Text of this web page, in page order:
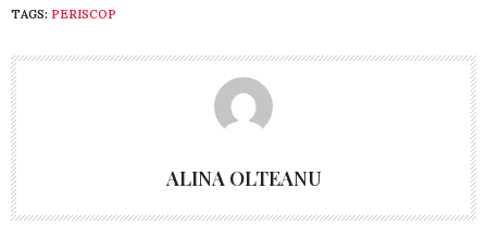
TAGS: PERISCOP
ALINA OLTEANU